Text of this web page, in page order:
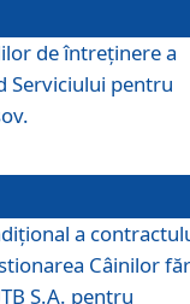
de întreţinere a
Serviciului pentru
a
Câinilor
S.A. pentru